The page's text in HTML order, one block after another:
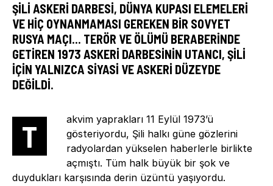
ŞILI ASKERI DARBESI, DÜNYA KUPASI ELEMELERI
VE HIÇ OYNANMAMASI GEREKEN BIR SOVYET
RUSYA MAÇI… TERÖR VE ÖLÜMÜ BERABERINDE
GETIREN 1973 ASKERI DARBESININ UTANCI, ŞILI
IÇIN YALNIZCA SIYASI VE ASKERI DÜZEYDE
DEĞILDI.
T
akvim yaprakları 11 Eylül 1973’ü
gösteriyordu, Şili halkı güne gözlerini
radyolardan yükselen haberlerle birlikte
açmıştı. Tüm halk büyük bir şok ve
duydukları karşısında derin üzüntü yaşıyordu.